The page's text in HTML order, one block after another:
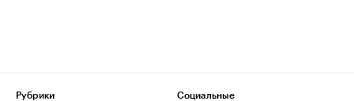
Рубрики
Социальные